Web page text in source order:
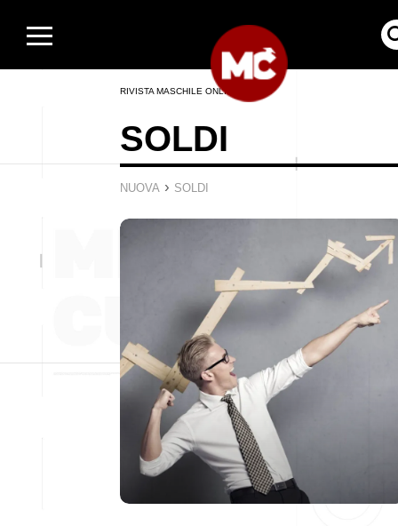
RIVISTA MASCHILE ONLINE
SOLDI
NUOVA › SOLDI